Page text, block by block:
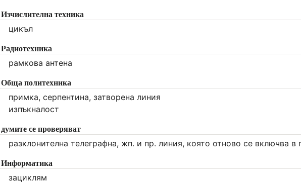
Изчислителна техника
цикъл
Радиотехника
рамкова антена
Обща политехника
примка, серпентина, затворена линия
изпъкналост
думите се проверяват
разклонителна телеграфна, жп. и пр. линия, която отново се включва в
Информатика
зациклям